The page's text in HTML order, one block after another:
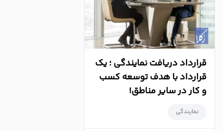
قرارداد دریافت نمایندگی ؛ یک
قرارداد با هدف توسعه کسب
و کار در سایر مناطق!
نمایندگی